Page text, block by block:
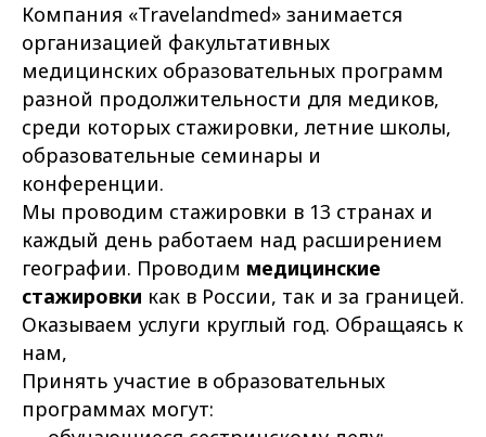
Компания «Travelandmed» занимается
организацией факультативных
медицинских образовательных программ
разной продолжительности для медиков,
среди которых стажировки, летние школы,
образовательные семинары и
конференции.
Мы проводим стажировки в 13 странах и
каждый день работаем над расширением
географии. Проводим медицинские
стажировки как в России, так и за границей.
Оказываем услуги круглый год. Обращаясь к
нам,
Принять участие в образовательных
программах могут: